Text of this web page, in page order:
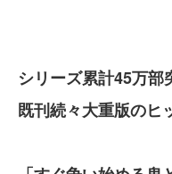
シリーズ累計45万部
既刊続々大重版のヒ